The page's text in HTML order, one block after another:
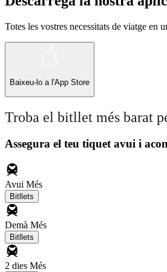
Totes les vostres necessitats de viatge en
Baixeu-lo a l'App Store
Troba el bitllet més barat
Assegura el teu tiquet avui i
Avui Més
Bitllets
Demà Més
Bitllets
2 dies Més